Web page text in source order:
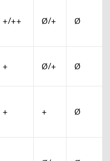
+/++ Ø/+ Ø
+ Ø/+ Ø
+ + Ø